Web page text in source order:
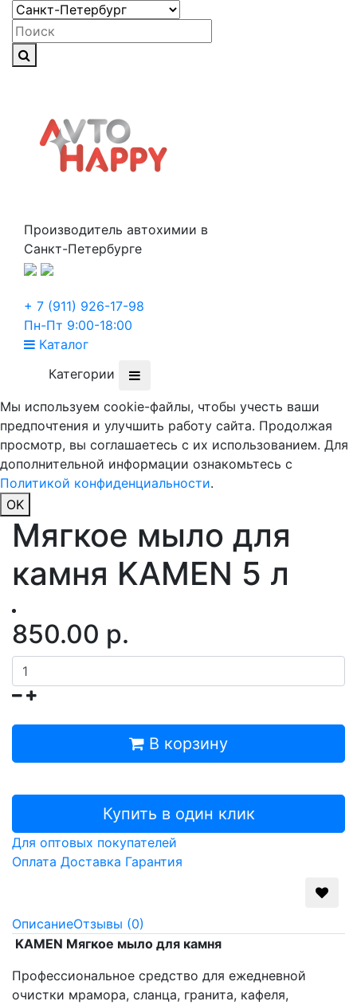
Производитель автохимии в
Санкт-Петербурге
+ 7 (911) 926-17-98
Пн-Пт 9:00-18:00
Каталог
Категории
Мы используем cookie-файлы, чтобы учесть ваши
предпочтения и улучшить работу сайта. Продолжая
просмотр, вы соглашаетесь с их использованием. Для
дополнительной информации ознакомьтесь с
Политикой конфиденциальности.
OK
Мягкое мыло для
камня KAMEN 5 л
850.00 р.
В корзину
Купить в один клик
Для оптовых покупателей
Оплата Доставка Гарантия
ОписаниеОтзывы (0)
KAMEN Мягкое мыло для камня
Профессиональное средство для ежедневной
очистки мрамора, сланца, гранита, кафеля,